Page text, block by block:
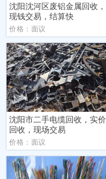
沈阳沈河区废铝金属回收，
现钱交易，结算快
价格：面议
沈阳市二手电缆回收，实价
回收，现场交易
价格：面议